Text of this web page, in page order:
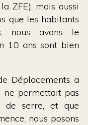
ZFE), mais aussi
que les habitants
nous avons le
10 ans sont bien
Déplacements a
permettait pas
de serre, et que
nous posons